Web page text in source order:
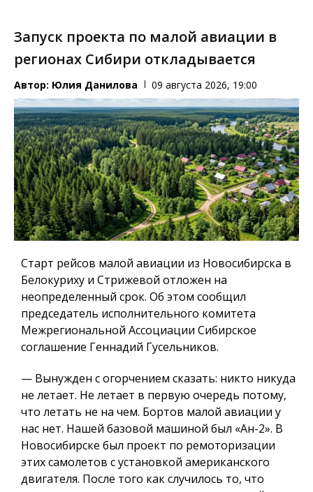
Запуск проекта по малой авиации в
регионах Сибири откладывается
Автор: Юлия Данилова 09 августа 2026, 19:00
Старт рейсов малой авиации из Новосибирска в
Белокуриху и Стрижевой отложен на
неопределенный срок. Об этом сообщил
председатель исполнительного комитета
Межрегиональной Ассоциации Сибирское
соглашение Геннадий Гусельников.
— Вынужден с огорчением сказать: никто никуда
не летает. Не летает в первую очередь потому,
что летать не на чем. Бортов малой авиации у
нас нет. Нашей базовой машиной был «Ан-2». В
Новосибирске был проект по ремоторизации
этих самолетов с установкой американского
двигателя. После того как случилось то, что